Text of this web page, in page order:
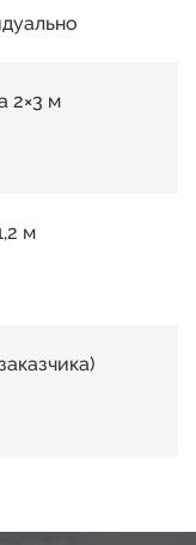
2×3 м
м